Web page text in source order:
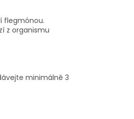
flegmónou.
z organismu
minimálně 3